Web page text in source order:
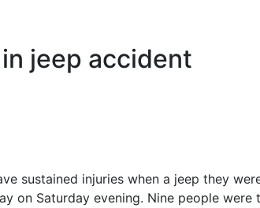
jeep accident
sustained injuries when a jeep they
on Saturday evening. Nine people were